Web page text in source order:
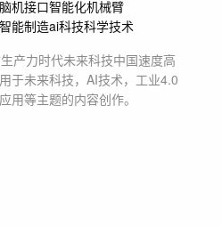
脑机接口智能化机械臂
智能制造ai科技科学技术
产力时代未来科技中国速度高
于未来科技，AI技术，工业4.0
用等主题的内容创作。